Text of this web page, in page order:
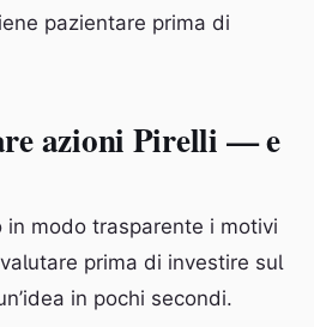
pazientare prima di
azioni Pirelli — e
modo trasparente i motivi
prima di investire sul
in pochi secondi.